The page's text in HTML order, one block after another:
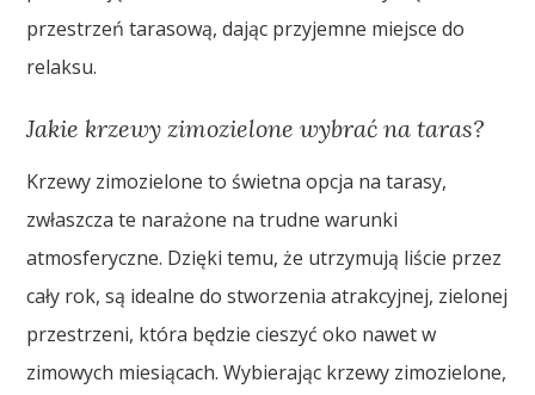
przestrzeń tarasową, dając przyjemne miejsce do
relaksu.
Jakie krzewy zimozielone wybrać na taras?
Krzewy zimozielone to świetna opcja na tarasy,
zwłaszcza te narażone na trudne warunki
atmosferyczne. Dzięki temu, że utrzymują liście przez
cały rok, są idealne do stworzenia atrakcyjnej, zielonej
przestrzeni, która będzie cieszyć oko nawet w
zimowych miesiącach. Wybierając krzewy zimozielone,